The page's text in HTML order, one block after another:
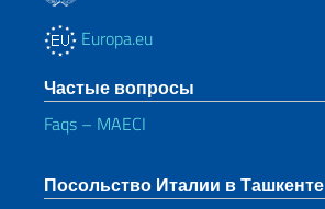
Europa.eu
Частые вопросы
Faqs – MAECI
Посольство Италии в Ташкенте